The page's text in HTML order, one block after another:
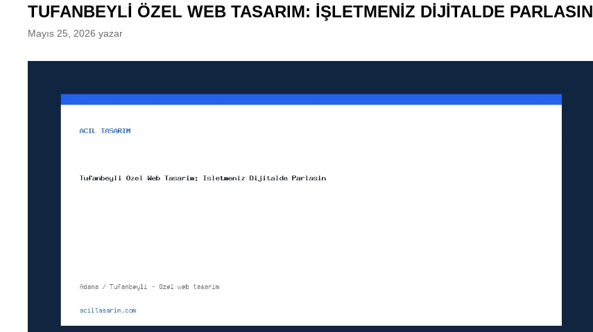
TUFANBEYLI ÖZEL WEB TASARIM: İŞLETMENIZ DIJITALDE PARLASIN
Mayıs 25, 2026 yazar